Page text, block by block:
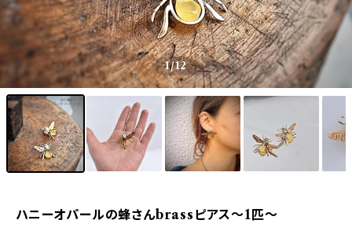
1/12
ハニーオパールの蜂さんbrassピアス～1匹～